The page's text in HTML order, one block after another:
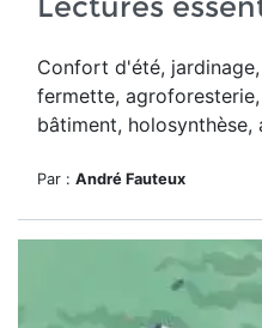
Confort d'été,
fermette,
bâtiment, holosynthèse,
Par : André Fauteux